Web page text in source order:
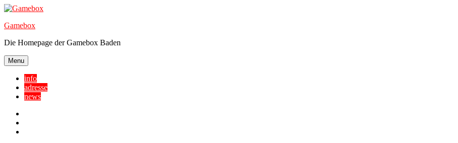
Skip
content
Gamebox
Die Homepage der Gamebox Baden
Menu
info
adresse
news